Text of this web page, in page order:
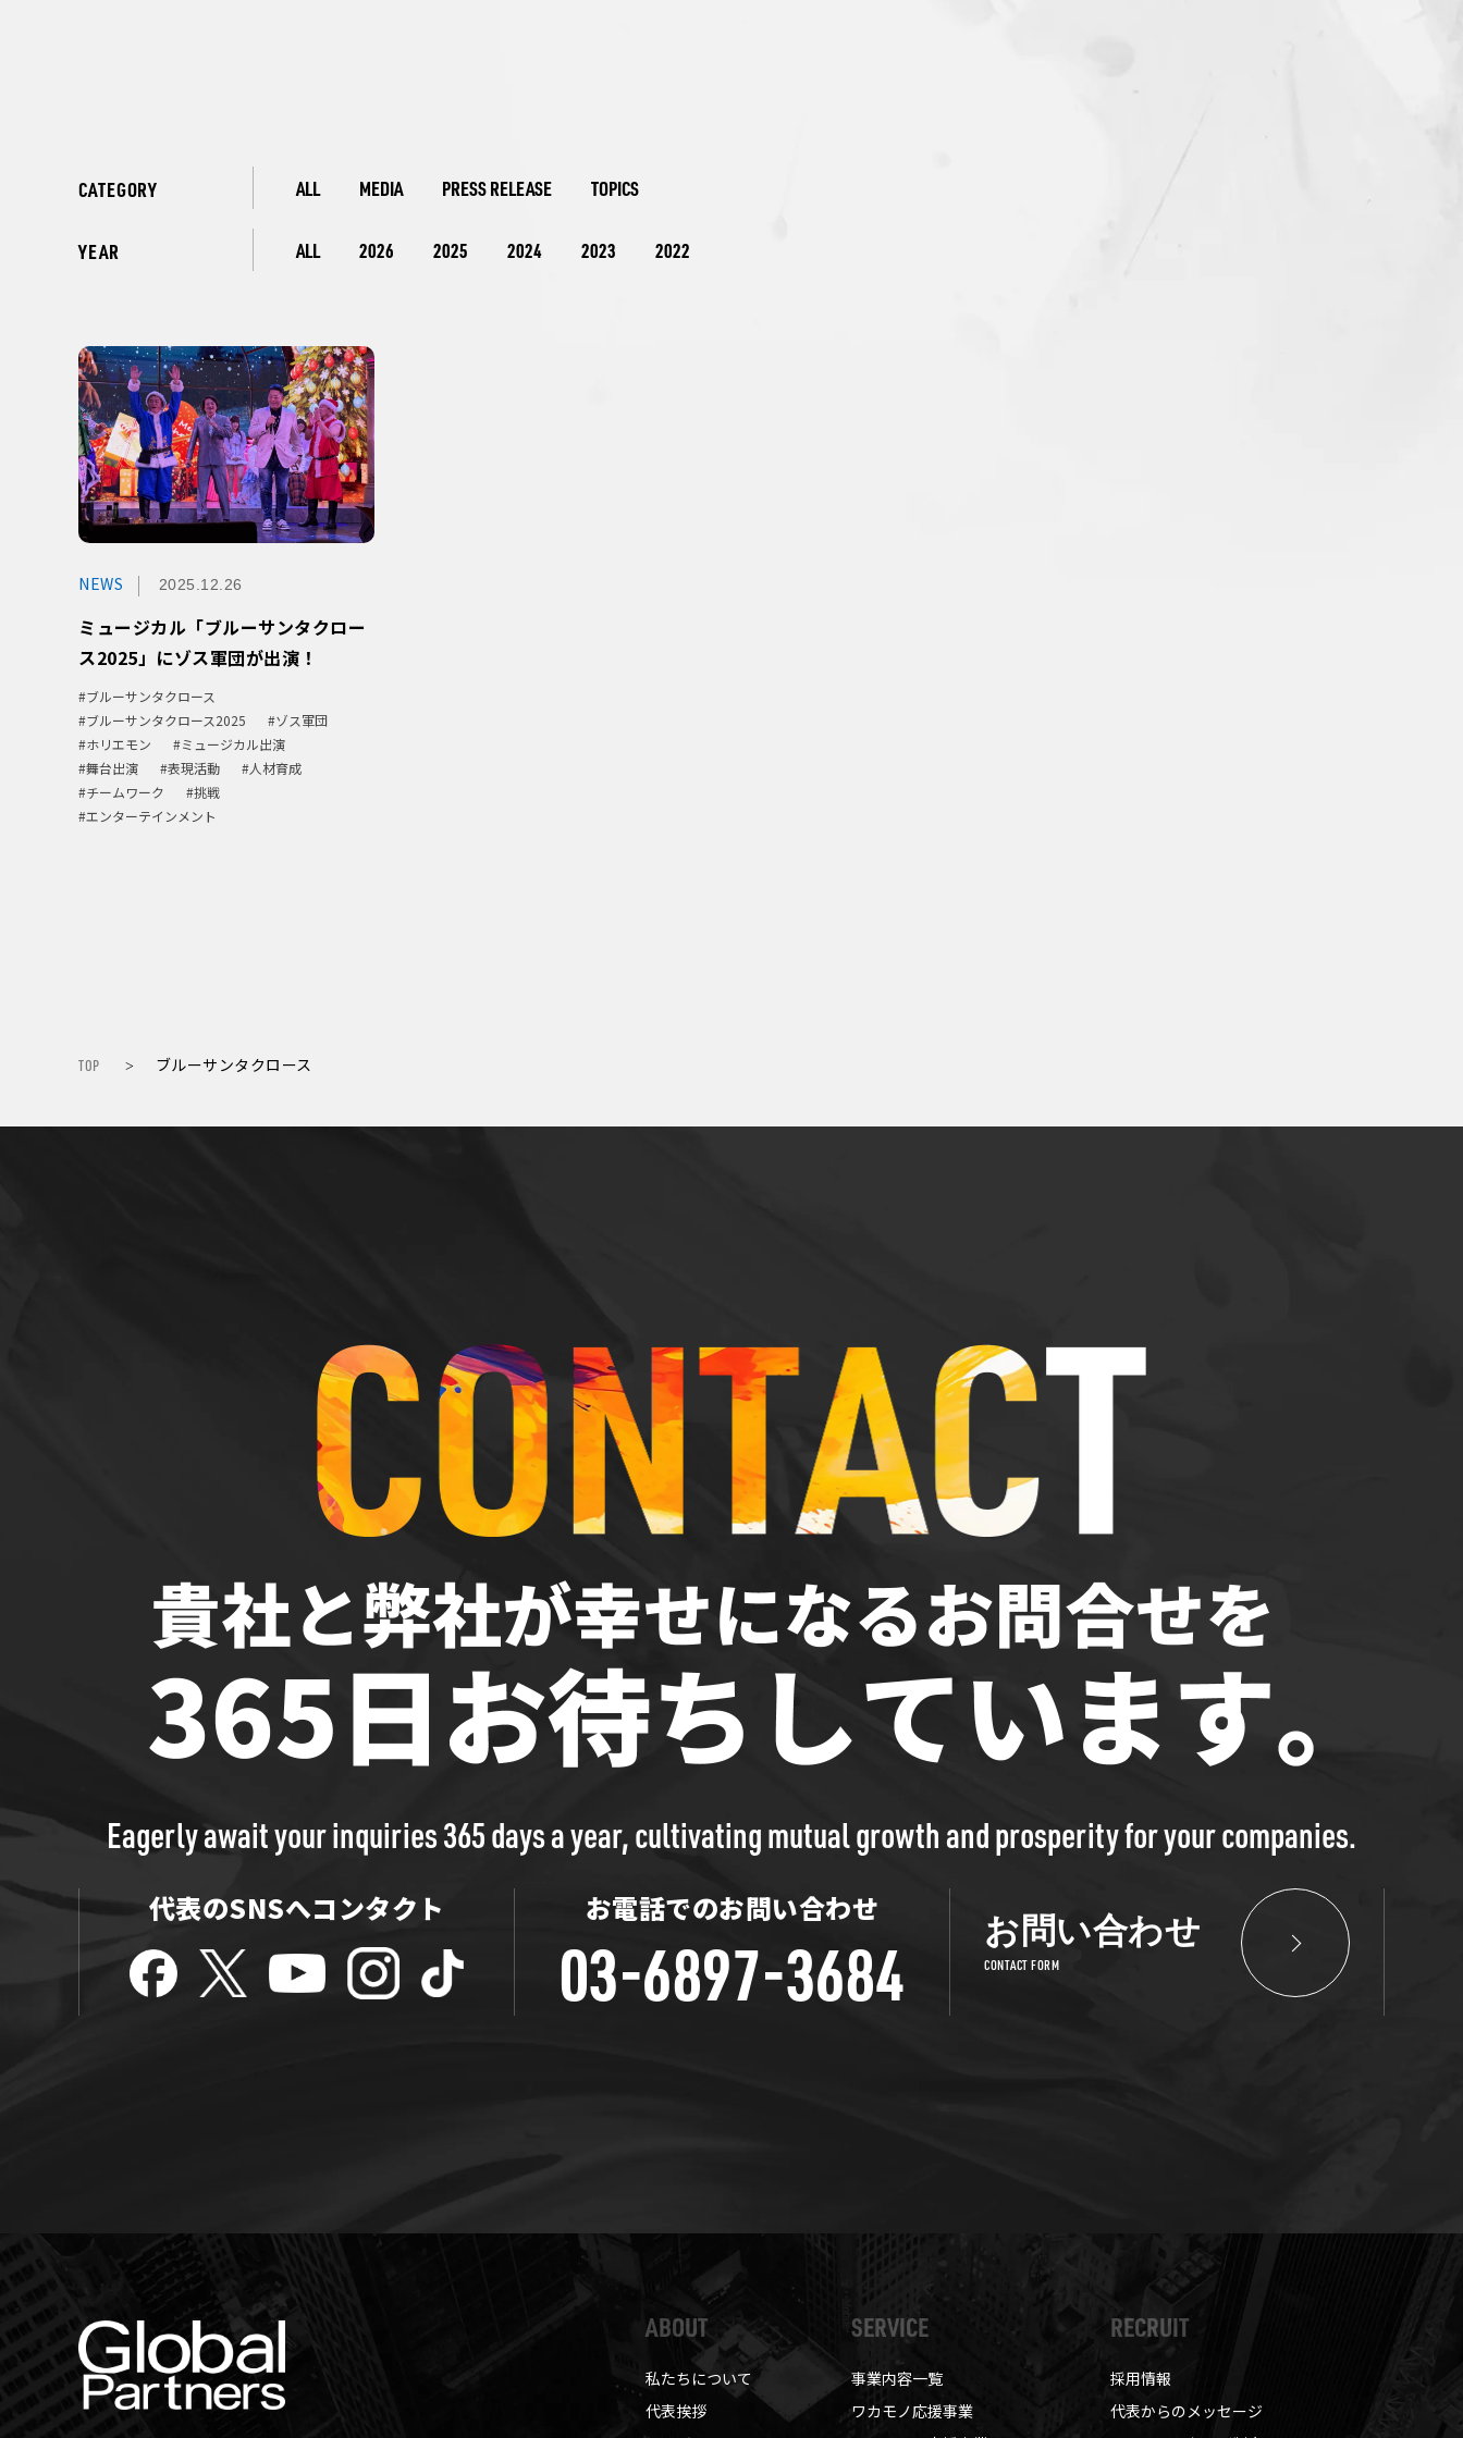
CATEGORY ALL MEDIA PRESS RELEASE TOPICS
YEAR ALL 2026 2025 2024 2023 2022
NEWS 2025.12.26
ミュージカル「ブルーサンタクロー
ス2025」にゾス軍団が出演！
ブルーサンタクロース
ブルーサンタクロース2025
ゾス軍団
ホリエモン
ミュージカル出演
舞台出演
表現活動
人材育成
チームワーク
挑戦
エンターテインメント
TOP > ブルーサンタクロース
Eagerly await your inquiries 365 days a year, cultivating mutual growth and prosperity for your companies.
代表のSNSへコンタクト お電話でのお問い合わせ
03-6897-3684 お問い合わせ
CONTACT FORM
ABOUT
私たちについて
代表挨拶
SERVICE
事業内容一覧
ワカモノ応援事業
RECRUIT
採用情報
代表からのメッセージ